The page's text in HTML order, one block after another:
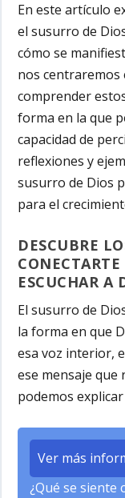
En este artículo
el susurro de
cómo se
nos centraremos
comprender
forma en la que
capacidad de
reflexiones y
susurro de Dios
para el
DESCUBRE
ESCUCHAR A
El susurro de
la forma en que
esa voz interior,
ese mensaje que
podemos
Ver más
¿Qué se siente